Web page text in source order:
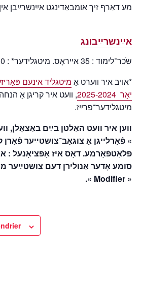
מע דאַרף זיך אומבאַדינגט אײַנשרײַבן
אײַנשרײַבונג
שֹכר־לימוד : 35 אייראָס. מיטגלידער* : 30 אייראָס.
*אויב איר ווערט אַ מיטגליד אינעם
יאָר 2025-2024
, וועט איר קריגן אַ
מיטגלידער־פּרײַז.
ווען איר וועט האַלטן בײַם באַצאָלן,
» פֿאָרלייגן אַ צוגאָב־צושטײַער פֿאַרן
פּלאַטפֿאָרמע. דאָס איז אָפּציאָנעל :
סומע אָדער אַנולירן דעם צושטײַער
« Modifier ».